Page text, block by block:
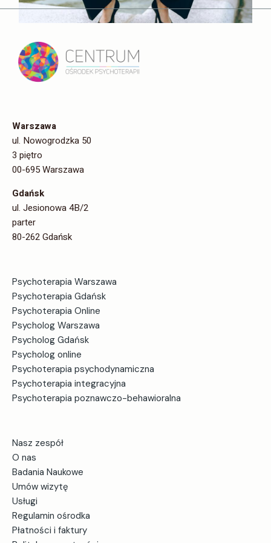
Single
Dzień Singla: „Singielka
z wyboru to nie
samotna kobieta”
15 lutego obchodzimy Dzień Singla. „Bycie singielką to nie
powód do wstydu! Lepiej być świadomą i szczęśliwą
Czytaj więcej
Udostępnij
Warszawa
ul. Nowogrodzka 50
3 piętro
00-695 Warszawa
Gdańsk
ul. Jesionowa 4B/2
parter
80-262 Gdańsk
Psychoterapia Warszawa
Psychoterapia Gdańsk
Psychoterapia Online
Psycholog Warszawa
Psycholog Gdańsk
Psycholog online
Psychoterapia psychodynamiczna
Psychoterapia integracyjna
Psychoterapia poznawczo-behawioralna
Nasz zespół
O nas
Badania Naukowe
Umów wizytę
Usługi
Regulamin ośrodka
Płatności i faktury